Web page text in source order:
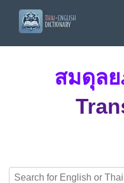
สมดุล